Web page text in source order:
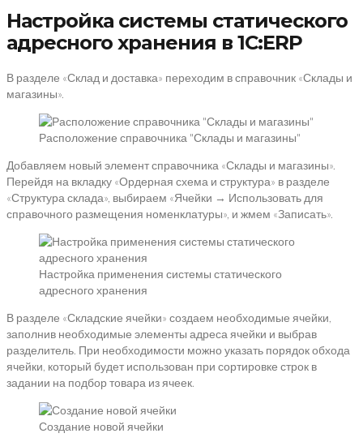
Настройка системы статического
адресного хранения в 1С:ERP
В разделе «Склад и доставка» переходим в справочник «Склады и
магазины».
Расположение справочника "Склады и магазины"
Добавляем новый элемент справочника «Склады и магазины».
Перейдя на вкладку «Ордерная схема и структура» в разделе
«Структура склада», выбираем «Ячейки → Использовать для
справочного размещения номенклатуры», и жмем «Записать».
Настройка применения системы статического
адресного хранения
В разделе «Складские ячейки» создаем необходимые ячейки,
заполнив необходимые элементы адреса ячейки и выбрав
разделитель. При необходимости можно указать порядок обхода
ячейки, который будет использован при сортировке строк в
задании на подбор товара из ячеек.
Создание новой ячейки